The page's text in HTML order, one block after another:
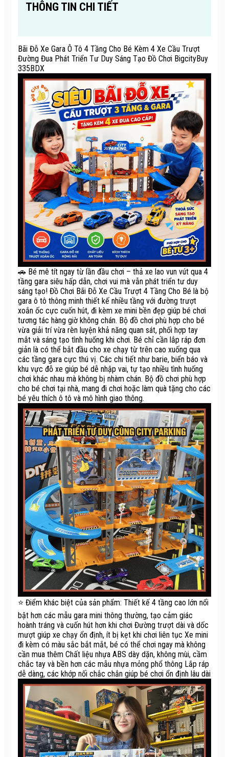
THÔNG TIN CHI TIẾT
Bãi Đỗ Xe Gara Ô Tô 4 Tầng Cho Bé Kèm 4 Xe Cầu Trượt
Đường Đua Phát Triển Tư Duy Sáng Tạo Đồ Chơi BigcityBuy
335BDX
🚗 Bé mê tít ngay từ lần đầu chơi – thả xe lao vun vút qua 4
tầng gara siêu hấp dẫn, chơi vui mà vẫn phát triển tư duy
sáng tạo! Đồ Chơi Bãi Đỗ Xe Cầu Trượt 4 Tầng Cho Bé là bộ
gara ô tô thông minh thiết kế nhiều tầng với đường trượt
xoắn ốc cực cuốn hút, đi kèm xe mini bền đẹp giúp bé chơi
tương tác hàng giờ không chán. Bộ đồ chơi phù hợp cho bé
vừa giải trí vừa rèn luyện khả năng quan sát, phối hợp tay
mắt và sáng tạo tình huống khi chơi. Bé chỉ cần lắp ráp đơn
giản là có thể bắt đầu cho xe chạy từ trên cao xuống qua
các tầng gara cực thú vị. Các chi tiết như barie, biển báo và
khu vực đỗ xe giúp bé dễ nhập vai, tự tạo nhiều tình huống
chơi khác nhau mà không bị nhàm chán. Bộ đồ chơi phù hợp
cho bé chơi tại nhà, mang đi chơi hoặc làm quà tặng cho các
bé yêu thích ô tô và mô hình giao thông.
⭐ Điểm khác biệt của sản phẩm: Thiết kế 4 tầng cao lớn nổi
bật hơn các mẫu gara mini thông thường, tạo cảm giác
hoành tráng và cuốn hút hơn khi chơi Đường trượt dài và dốc
mượt giúp xe chạy ổn định, ít bị kẹt khi chơi liên tục Xe mini
đi kèm có màu sắc bắt mắt, bé có thể chơi ngay mà không
cần mua thêm Chất liệu nhựa ABS dày dặn, không mùi, cầm
chắc tay và bền hơn các mẫu nhựa mỏng phổ thông Lắp ráp
dễ dàng, các khớp nối chắc chắn giúp bé chơi ổn định lâu dài